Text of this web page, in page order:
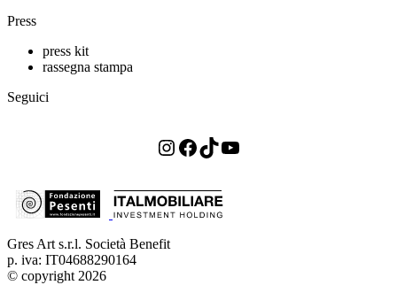
Press
press kit
rassegna stampa
Seguici
Instagram
Facebook
TikTok
YouTube
Gres Art s.r.l. Società Benefit
p. iva: IT04688290164
© copyright 2026